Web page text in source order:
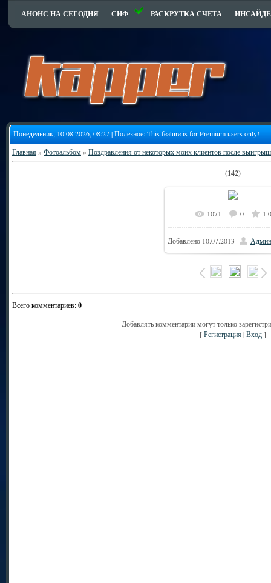
АНОНС НА СЕГОДНЯ СИФ РАСКРУТКА СЧЕТА
Понедельник, 10.08.2026, 08:27 | Полезное:This feature is for Premium users only!
Главная»Фотоальбом»Поздравления от некоторых моих клиентов после
(142)
1071 0 1.0
Добавлено 10.07.2013
Всего комментариев:0
Добавлять комментарии могут только
[Регистрация|Вход]